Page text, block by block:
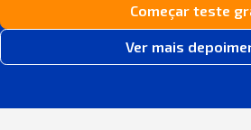
Começar teste
Ver mais